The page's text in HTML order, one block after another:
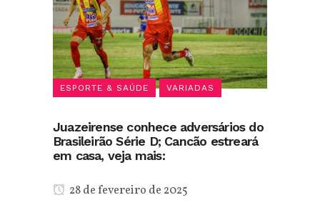
ESPORTE & SAÚDE VARIADAS
Juazeirense conhece adversários do
Brasileirão Série D; Cancão estreará
em casa, veja mais:
28 de fevereiro de 2025